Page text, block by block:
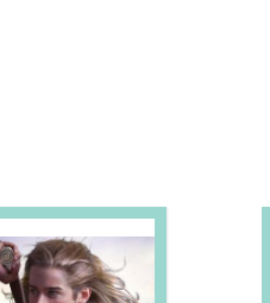
SORTEIOS E PROMOÇÕES